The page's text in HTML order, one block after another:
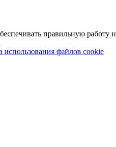
правильную работу
использования файлов cookie